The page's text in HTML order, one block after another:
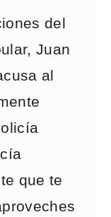
del
Juan
al
que te